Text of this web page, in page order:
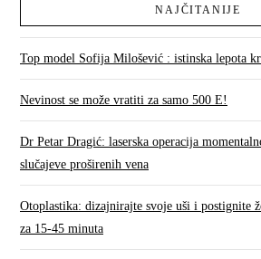
NAJČITANIJE
Top model Sofija Milošević : istinska lepota
Nevinost se može vratiti za samo 500 E!
Dr Petar Dragić: laserska operacija
slučajeve proširenih vena
Otoplastika: dizajnirajte svoje uši i postignite
za 15-45 minuta